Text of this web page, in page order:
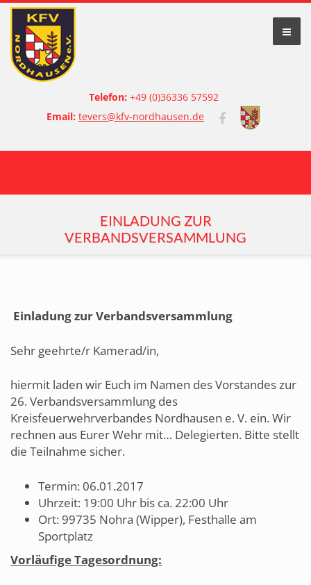
Telefon: +49 (0)36336 57592
Email: tevers@kfv-nordhausen.de
EINLADUNG ZUR
VERBANDSVERSAMMLUNG
Einladung zur Verbandsversammlung
Sehr geehrte/r Kamerad/in,
hiermit laden wir Euch im Namen des Vorstandes zur
26. Verbandsversammlung des
Kreisfeuerwehrverbandes Nordhausen e. V. ein. Wir
rechnen aus Eurer Wehr mit… Delegierten. Bitte stellt
die Teilnahme sicher.
Termin: 06.01.2017
Uhrzeit: 19:00 Uhr bis ca. 22:00 Uhr
Ort: 99735 Nohra (Wipper), Festhalle am
Sportplatz
Vorläufige Tagesordnung: